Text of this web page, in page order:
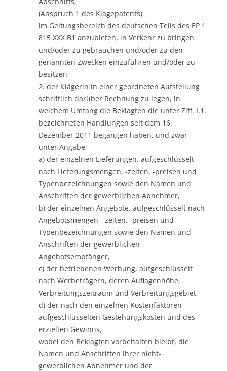
(Anspruch 1 des Klagepatents)
im Geltungsbereich des deutschen Teils des EP 1
815 XXX B1 anzubieten, in Verkehr zu bringen
und/oder zu gebrauchen und/oder zu den
genannten Zwecken einzuführen und/oder zu
besitzen;
2. der Klägerin in einer geordneten Aufstellung
schriftlich darüber Rechnung zu legen, in
welchem Umfang die Beklagten die unter Ziff. I.1.
bezeichneten Handlungen seit dem 16.
Dezember 2011 begangen haben, und zwar
unter Angabe
a) der einzelnen Lieferungen, aufgeschlüsselt
nach Lieferungsmengen, -zeiten, -preisen und
Typenbezeichnungen sowie den Namen und
Anschriften der gewerblichen Abnehmer,
b) der einzelnen Angebote, aufgeschlüsselt nach
Angebotsmengen, -zeiten, -preisen und
Typenbezeichnungen sowie den Namen und
Anschriften der gewerblichen
Angebotsempfänger,
c) der betriebenen Werbung, aufgeschlüsselt
nach Werbeträgern, deren Auflagenhöhe,
Verbreitungszeitraum und Verbreitungsgebiet,
d) der nach den einzelnen Kostenfaktoren
aufgeschlüsselten Gestehungskosten und des
erzielten Gewinns,
wobei den Beklagten vorbehalten bleibt, die
Namen und Anschriften ihrer nicht-
gewerblichen Abnehmer und der